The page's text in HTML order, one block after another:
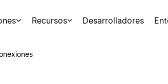
Recursos Desarrolladores